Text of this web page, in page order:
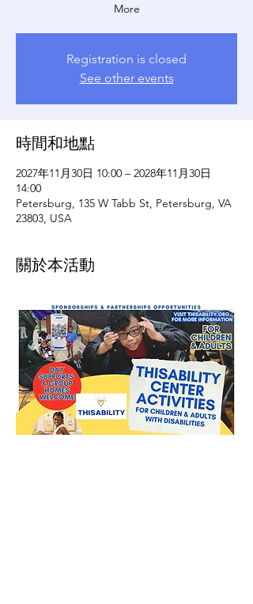
More
Registration is closed
See other events
時間和地點
2027年11月30日 10:00 – 2028年11月30日
14:00
Petersburg, 135 W Tabb St, Petersburg, VA
23803, USA
關於本活動